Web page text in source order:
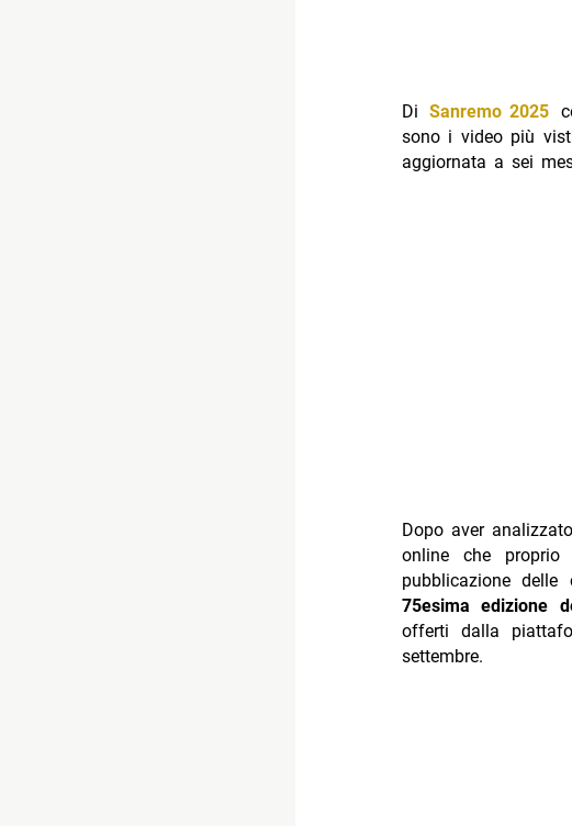
DiSanremo 2025
sono i video più
aggiornata a sei
Dopo aver
online che proprio
pubblicazione
75esima edizione
offerti dalla
settembre.